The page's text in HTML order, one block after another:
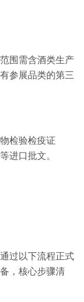
围需含酒类生产
参展品类的第三
检验检疫证
进口批文。
过以下流程正式
，核心步骤清